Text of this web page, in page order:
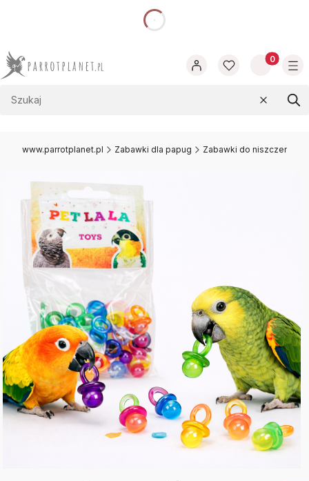
Produkty
Wyczyść
www.parrotplanet.pl Zabawki dla papug Zabawki do niszczenia